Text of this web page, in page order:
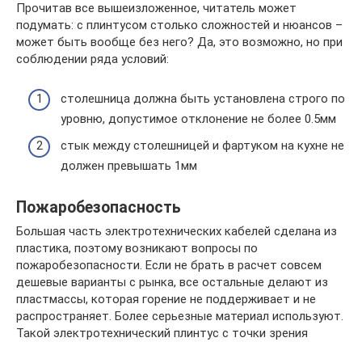
Прочитав все вышеизложенное, читатель может
подумать: с плинтусом столько сложностей и нюансов –
может быть вообще без него? Да, это возможно, но при
соблюдении ряда условий:
столешница должна быть установлена строго по
уровню, допустимое отклонение не более 0.5мм
стык между столешницей и фартуком на кухне не
должен превышать 1мм
Пожаробезопасность
Большая часть электротехнических кабелей сделана из
пластика, поэтому возникают вопросы по
пожаробезопасности. Если не брать в расчет совсем
дешевые варианты с рынка, все остальные делают из
пластмассы, которая горение не поддерживает и не
распространяет. Более серьезные материал используют.
Такой электротехнический плинтус с точки зрения